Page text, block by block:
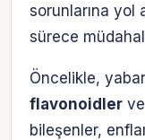
sorunlarına yol
sürece
Öncelikle,
flavonoidler ve
bileşenler,